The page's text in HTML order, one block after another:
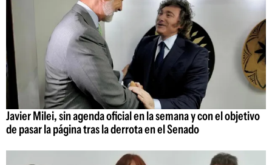
Javier Milei, sin agenda oficial en la semana y con el objetivo
de pasar la página tras la derrota en el Senado